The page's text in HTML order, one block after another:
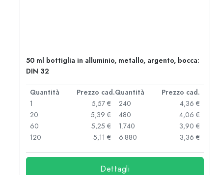
50 ml bottiglia in alluminio, metallo, argento, bocca:
DIN 32
Quantità Prezzo cad.Quantità
Prezzo cad.
1
5,57 €
20
5,39 €
60
5,25 €
120
5,11 €
240
4,36 €
480
4,06 €
1.740
3,90 €
6.880
3,36 €
Dettagli